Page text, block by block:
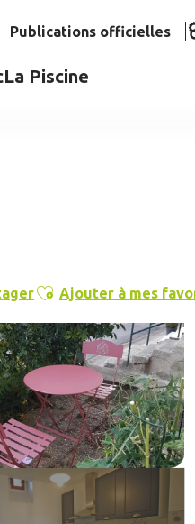
Publications officielles
La Piscine
Ajouter aux favoris
Ajouter à mes